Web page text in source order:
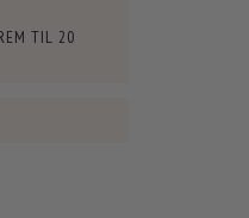
TIL20